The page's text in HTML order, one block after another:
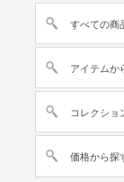
すべての商
アイテムか
コレクショ
価格から探